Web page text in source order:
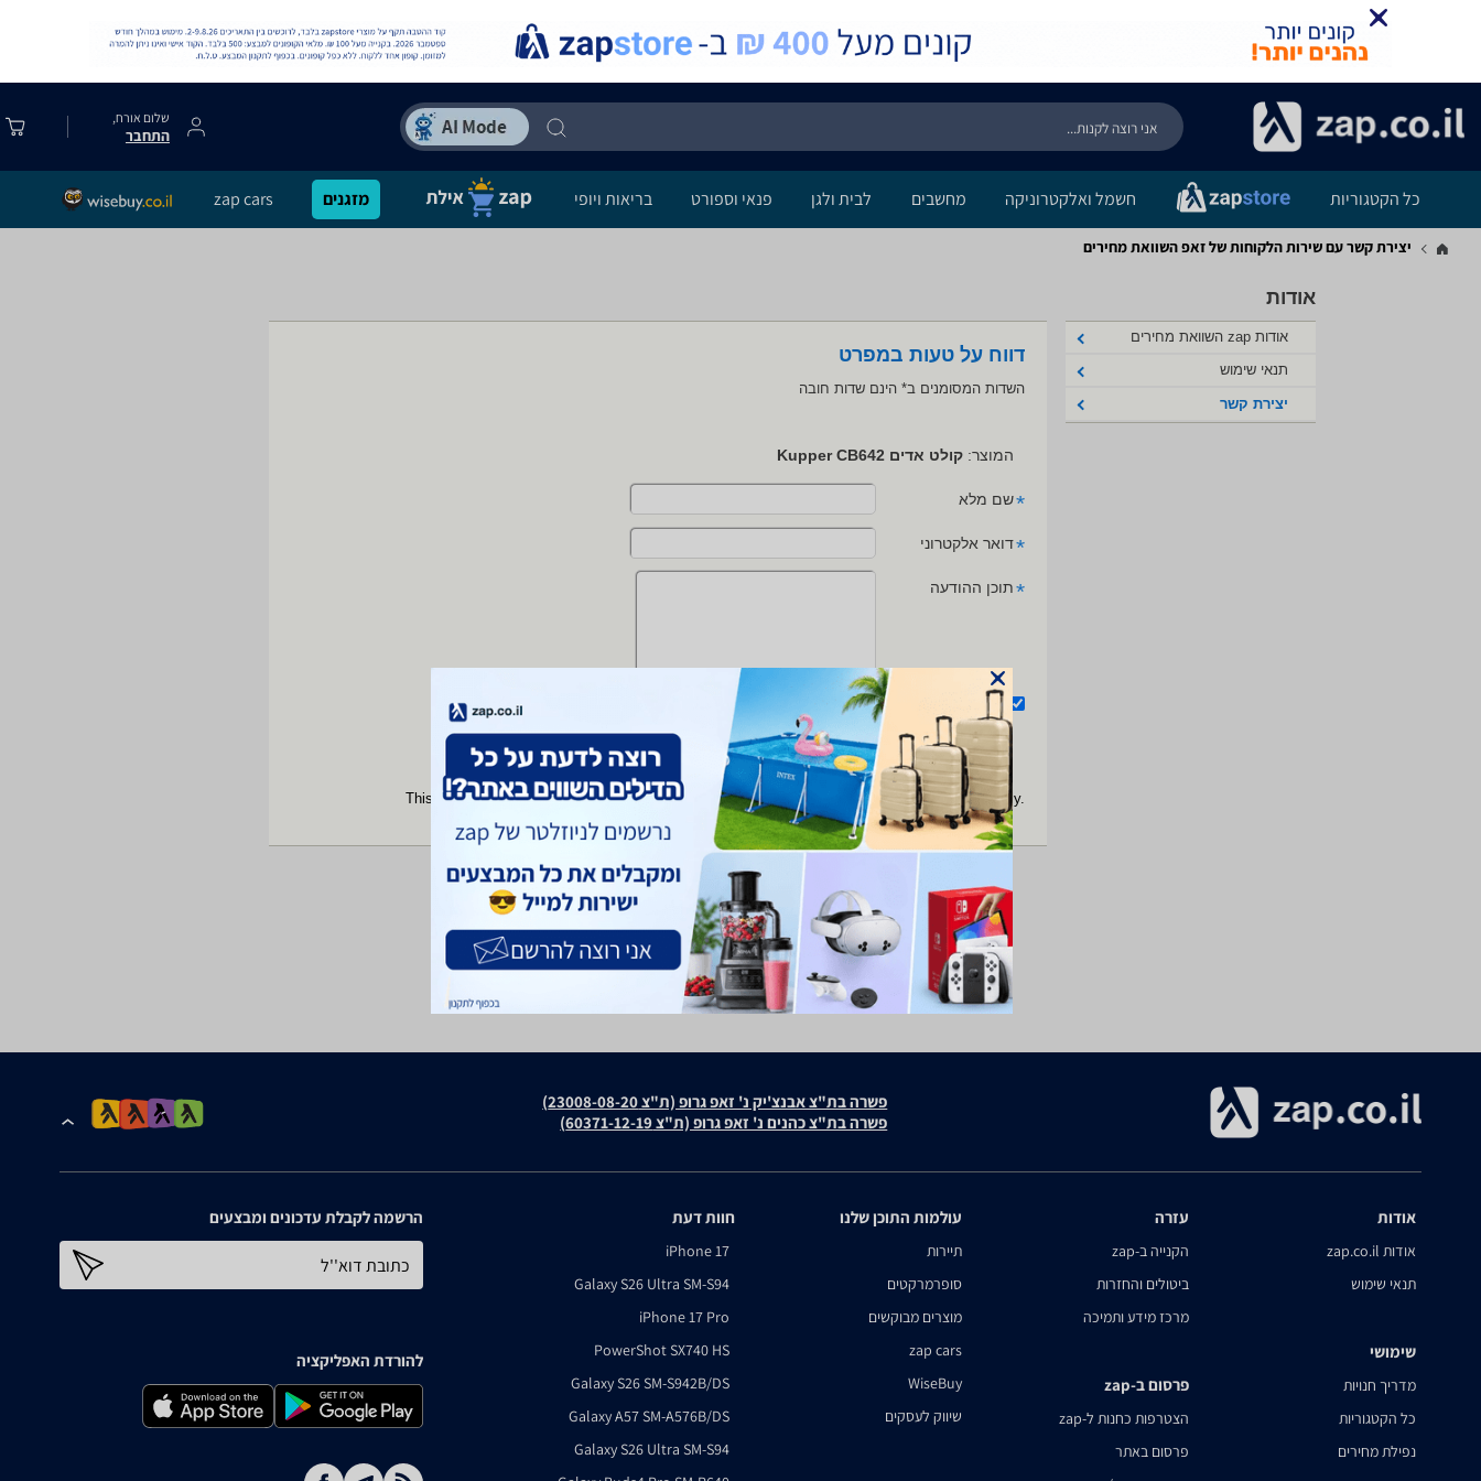
שלום אורח,
התחבר
כל הקטגוריות חשמל ואלקטרוניקה מחשבים לבית ולגן פנאי וספורט בריאות ויופי מזגנים zap cars
יצירת קשר עם שירות הלקוחות של זאפ השוואת מחירים
אודות
אודות zap השוואת מחירים
תנאי שימוש
יצירת קשר
דווח על טעות במפרט
השדות המסומנים ב* הינם שדות חובה
המוצר: קולט אדים Kupper CB642
*שם מלא
*דואר אלקטרוני
*תוכן ההודעה
אני מאשר/ת את תנאי השימוש מדיניות הפרטיות
This site is protected by reCAPTCHA and the GooglePrivacy Policy and Terms of Serviceapply.
פשרה בת"צ אבנצ'יק נ' זאפ גרופ (ת"צ 23008-08-20)
פשרה בת"צ כהנים נ' זאפ גרופ (ת"צ 60371-12-19)
אודות
אודות zap.co.il
תנאי שימוש
שימושי
מדריך חנויות
כל הקטגוריות
נפילת מחירים
עזרה
הקנייה ב-zap
ביטולים והחזרות
מרכז מידע ותמיכה
פרסום ב-zap
הצטרפות כחנות ל-zap
פרסום באתר
עולמות התוכן שלנו
תיירות
סופרמרקטים
מוצרים מבוקשים
zap cars
WiseBuy
שיווק לעסקים
חוות דעת
iPhone 17
Galaxy S26 Ultra SM-S94
iPhone 17 Pro
PowerShot SX740 HS
Galaxy S26 SM-S942B/DS
Galaxy A57 SM-A576B/DS
Galaxy S26 Ultra SM-S94
הרשמה לקבלת עדכונים ומבצעים
כתובת דוא''ל
להורדת האפליקציה